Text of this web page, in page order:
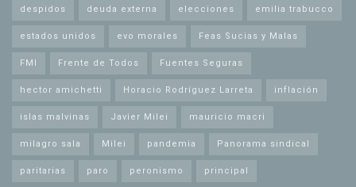
despidos deuda externa elecciones emilia trabucco
estados unidos evo morales Feas Sucias y Malas
FMI Frente de Todos Fuentes Seguras
hector amichetti Horacio Rodríguez Larreta inflación
islas malvinas Javier Milei mauricio macri
milagro sala Milei pandemia Panorama sindical
paritarias paro peronismo principal